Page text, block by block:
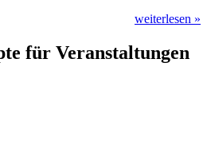
weiterlesen »
für Veranstaltungen